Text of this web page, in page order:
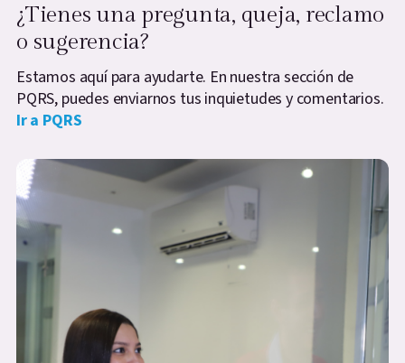
¿Tienes una pregunta, queja, reclamo
o sugerencia?
Estamos aquí para ayudarte. En nuestra sección de
PQRS, puedes enviarnos tus inquietudes y comentarios.
Ir a PQRS